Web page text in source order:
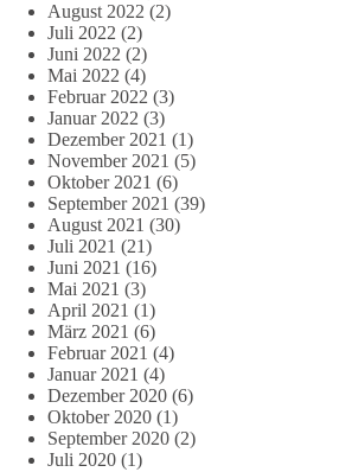
August 2022 (2)
Juli 2022 (2)
Juni 2022 (2)
Mai 2022 (4)
Februar 2022 (3)
Januar 2022 (3)
Dezember 2021 (1)
November 2021 (5)
Oktober 2021 (6)
September 2021 (39)
August 2021 (30)
Juli 2021 (21)
Juni 2021 (16)
Mai 2021 (3)
April 2021 (1)
März 2021 (6)
Februar 2021 (4)
Januar 2021 (4)
Dezember 2020 (6)
Oktober 2020 (1)
September 2020 (2)
Juli 2020 (1)